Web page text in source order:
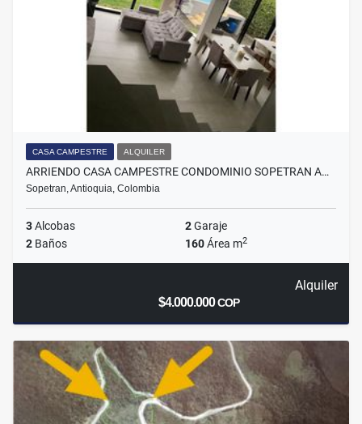
CASA CAMPESTRE ALQUILER
ARRIENDO CASA CAMPESTRE CONDOMINIO SOPETRAN A…
Sopetran, Antioquia, Colombia
3Alcobas 2Garaje
2 Baños 160Área m2
Alquiler
$4.000.000COP